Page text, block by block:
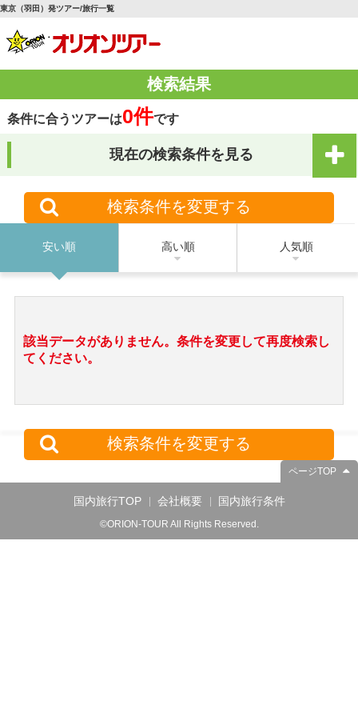
東京（羽田）発ツアー/旅行一覧
検索結果
条件に合うツアーは0件です
現在の検索条件を見る
検索条件を変更する
安い順 高い順 人気順
該当データがありません。条件を変更して再度検索し
てください。
検索条件を変更する
ページTOP
国内旅行TOP 会社概要 国内旅行条件
©ORION-TOUR All Rights Reserved.